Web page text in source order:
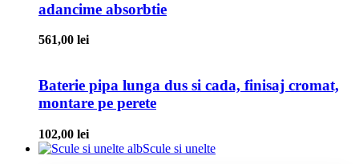
adancime absorbtie
561,00 lei
Baterie pipa lunga dus si cada, finisaj cromat,
montare pe perete
102,00 lei
Scule si unelte